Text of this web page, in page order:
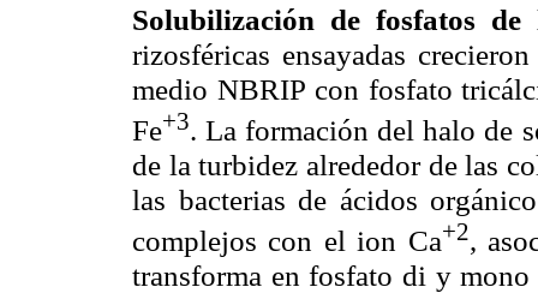
Solubilización de fosfatos de
rizosféricas ensayadas
medio NBRIP con fosfato
Fe+3. La formación del halo de
de la turbidez alrededor de las
las bacterias de ácidos
complejos con el ion Ca+2,
transforma en fosfato di y